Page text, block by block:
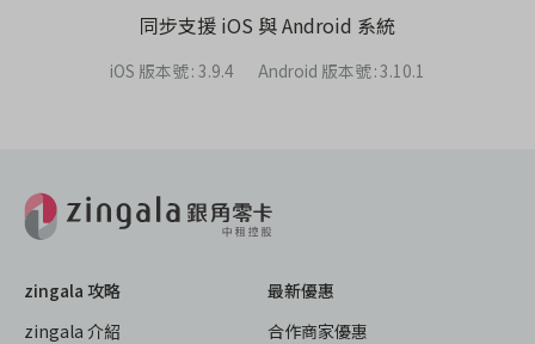
同步支援 iOS 與 Android 系統
iOS 版本號: 3.9.4 Android 版本號:3.10.1
zingala 攻略
zingala 介紹
最新優惠
合作商家優惠